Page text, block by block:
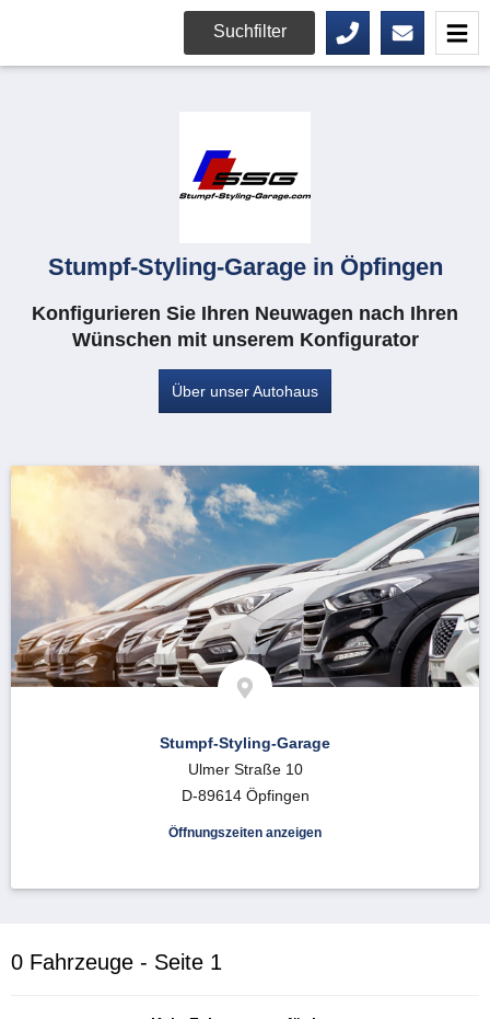
Stumpf-Styling-Garage in Öpfingen
Konfigurieren Sie Ihren Neuwagen nach Ihren
Wünschen mit unserem Konfigurator
Über unser Autohaus
Stumpf-Styling-Garage
Ulmer Straße 10
D-89614 Öpfingen
Öffnungszeiten anzeigen
0 Fahrzeuge - Seite 1
Suchfilter